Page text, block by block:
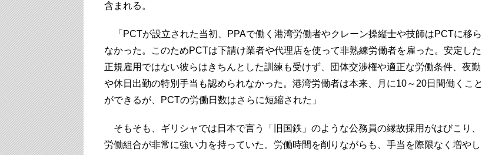
含まれる。
「PCTが設立された当初、PPAで働く港湾労働者やクレーン操縦士や技師はPCTに移ら
なかった。このためPCTは下請け業者や代理店を使って非熟練労働者を雇った。安定した
正規雇用ではない彼らはきちんとした訓練も受けず、団体交渉権や適正な労働条件、夜勤
や休日出勤の特別手当も認められなかった。港湾労働者は本来、月に10～20日間働くこと
ができるが、PCTの労働日数はさらに短縮された」
そもそも、ギリシャでは日本で言う「旧国鉄」のような公務員の縁故採用がはびこり、
労働組合が非常に強い力を持っていた。労働時間を削りながらも、手当を際限なく増やし